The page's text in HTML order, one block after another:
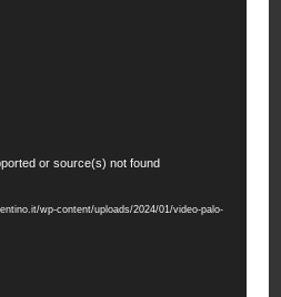
or source(s) not found
wp-content/uploads/2024/01/video-palo-